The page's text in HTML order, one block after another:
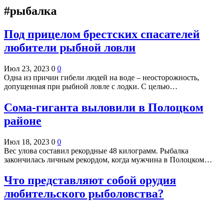
#рыбалка
Под прицелом брестских спасателей
любители рыбной ловли
Июл 23, 2023 0 0
Одна из причин гибели людей на воде – неосторожность,
допущенная при рыбной ловле с лодки. С целью…
Сома-гиганта выловили в Полоцком
районе
Июл 18, 2023 0 0
Вес улова составил рекордные 48 килограмм. Рыбалка
закончилась личным рекордом, когда мужчина в Полоцком…
Что представляют собой орудия
любительского рыболовства?